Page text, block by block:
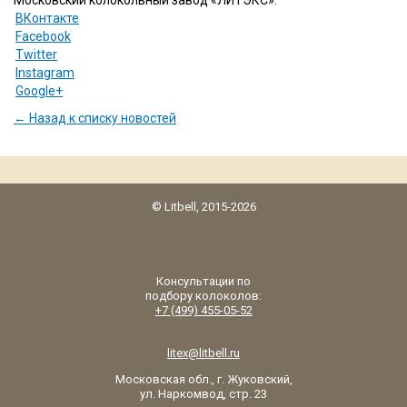
ВКонтакте
Facebook
Twitter
Instagram
Google+
← Назад к списку новостей
© Litbell, 2015-2026
Консультации по
подбору колоколов:
+7 (499) 455-05-52
litex@litbell.ru
Московская обл., г. Жуковский,
ул. Наркомвод, стр. 23